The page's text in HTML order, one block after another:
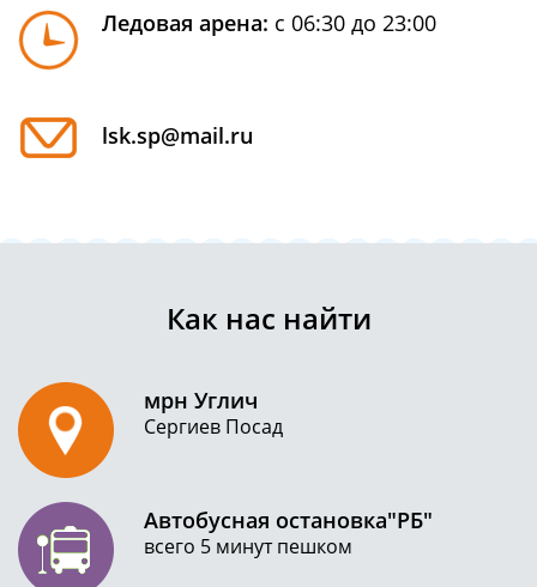
Ледовая арена: с 06:30 до 23:00
lsk.sp@mail.ru
Как нас найти
мрн Углич
Сергиев Посад
Автобусная остановка"РБ"
всего 5 минут пешком